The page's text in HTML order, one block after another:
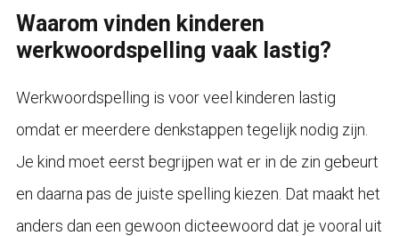
Waarom vinden kinderen
werkwoordspelling vaak lastig?
Werkwoordspelling is voor veel kinderen lastig
omdat er meerdere denkstappen tegelijk nodig zijn.
Je kind moet eerst begrijpen wat er in de zin gebeurt
en daarna pas de juiste spelling kiezen. Dat maakt het
anders dan een gewoon dicteewoord dat je vooral uit